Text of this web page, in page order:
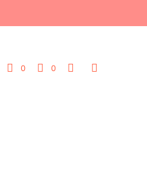
0 0